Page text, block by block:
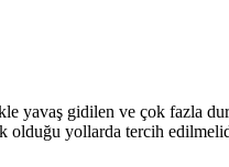
yavaş gidilen ve çok fazla
olduğu yollarda tercih